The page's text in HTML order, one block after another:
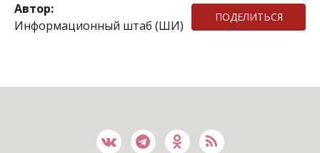
Автор:
Информационный штаб (ШИ)
ПОДЕЛИТЬСЯ